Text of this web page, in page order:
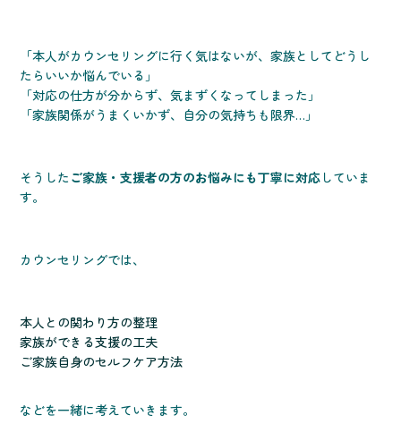
「本人がカウンセリングに行く気はないが、家族としてどうし
たらいいか悩んでいる」
「対応の仕方が分からず、気まずくなってしまった」
「家族関係がうまくいかず、自分の気持ちも限界…」
そうした ご家族・支援者の方のお悩みにも丁寧に対応 していま
す。
カウンセリングでは、
本人との関わり方の整理
家族ができる支援の工夫
ご家族自身のセルフケア方法
などを一緒に考えていきます。